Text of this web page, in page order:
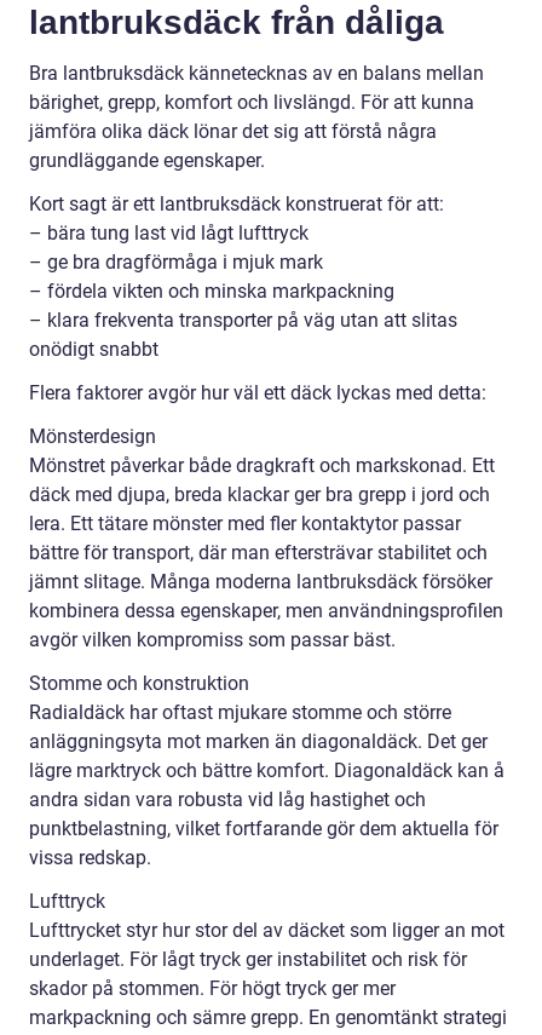
lantbruksdäck från dåliga
Bra lantbruksdäck kännetecknas av en balans mellan
bärighet, grepp, komfort och livslängd. För att kunna
jämföra olika däck lönar det sig att förstå några
grundläggande egenskaper.
Kort sagt är ett lantbruksdäck konstruerat för att:
– bära tung last vid lågt lufttryck
– ge bra dragförmåga i mjuk mark
– fördela vikten och minska markpackning
– klara frekventa transporter på väg utan att slitas
onödigt snabbt
Flera faktorer avgör hur väl ett däck lyckas med detta:
Mönsterdesign
Mönstret påverkar både dragkraft och markskonad. Ett
däck med djupa, breda klackar ger bra grepp i jord och
lera. Ett tätare mönster med fler kontaktytor passar
bättre för transport, där man eftersträvar stabilitet och
jämnt slitage. Många moderna lantbruksdäck försöker
kombinera dessa egenskaper, men användningsprofilen
avgör vilken kompromiss som passar bäst.
Stomme och konstruktion
Radialdäck har oftast mjukare stomme och större
anläggningsyta mot marken än diagonaldäck. Det ger
lägre marktryck och bättre komfort. Diagonaldäck kan å
andra sidan vara robusta vid låg hastighet och
punktbelastning, vilket fortfarande gör dem aktuella för
vissa redskap.
Lufttryck
Lufttrycket styr hur stor del av däcket som ligger an mot
underlaget. För lågt tryck ger instabilitet och risk för
skador på stommen. För högt tryck ger mer
markpackning och sämre grepp. En genomtänkt strategi